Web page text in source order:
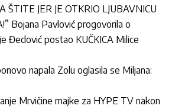
ŠTITE JER JE OTKRIO LJUBAVNICU
Bojana Pavlović progovorila o
Đedović postao KUČKICA Milice
napala Zolu oglasila se Miljana:
Mrvičine majke za HYPE TV nakon